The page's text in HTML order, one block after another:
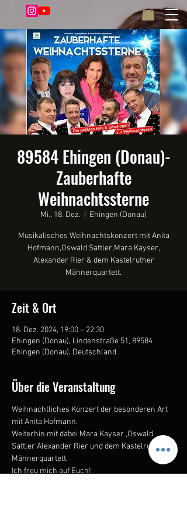
89584 Ehingen (Donau)-
Zauberhafte
Weihnachtssterne
Mi., 18. Dez.
  |
Ehingen (Donau)
Musikalisches Weihnachtskonzert mit Anita
Hofmann,Oswald Sattler,Mara Kayser,
Alexander Rier & dem Kastelruther
Männerquartett.
Zeit & Ort
18. Dez. 2024, 19:00 – 22:30
Ehingen (Donau), Lindenstraße 51, 89584
Ehingen (Donau), Deutschland
Über die Veranstaltung
Weihnachtliches Konzert der besonderen Art
mit Anita Hofmann.
Weiterhin mit dabei Mara Kayser ,Oswald
Sattler Alexander Rier und dem Kastelruther
Männerquartett.
Ich freu mich auf Euch!